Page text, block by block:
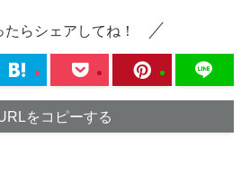
たらシェアしてね！
をコピーする